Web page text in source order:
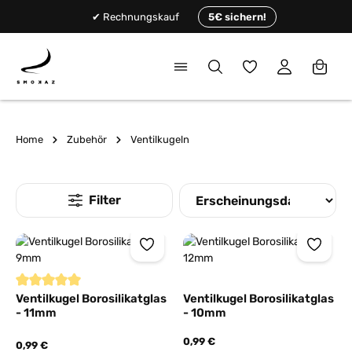
✔ Rechnungskauf 5€ sichern!
Du hast 0
Home Zubehör Ventilkugeln
Durchschnittliche Bewertung von 5 von 5 Sternen
Ventilkugel Borosilikatglas
- 11mm
0,99 €
Ventilkugel Borosilikatglas
- 10mm
0,99 €